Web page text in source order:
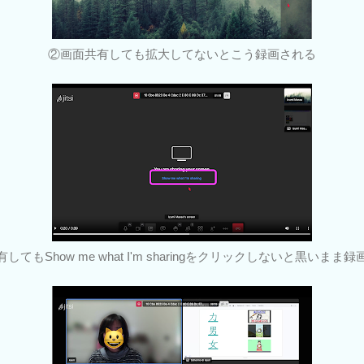
②画面共有しても拡大してないとこう録画される
してもShow me what I'm sharingをクリックしないと黒いまま録